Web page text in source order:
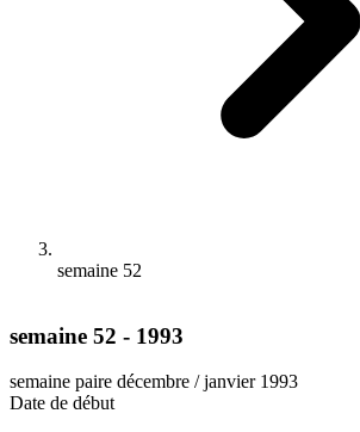
semaine 52
semaine 52 - 1993
semaine paire décembre / janvier 1993
Date de début